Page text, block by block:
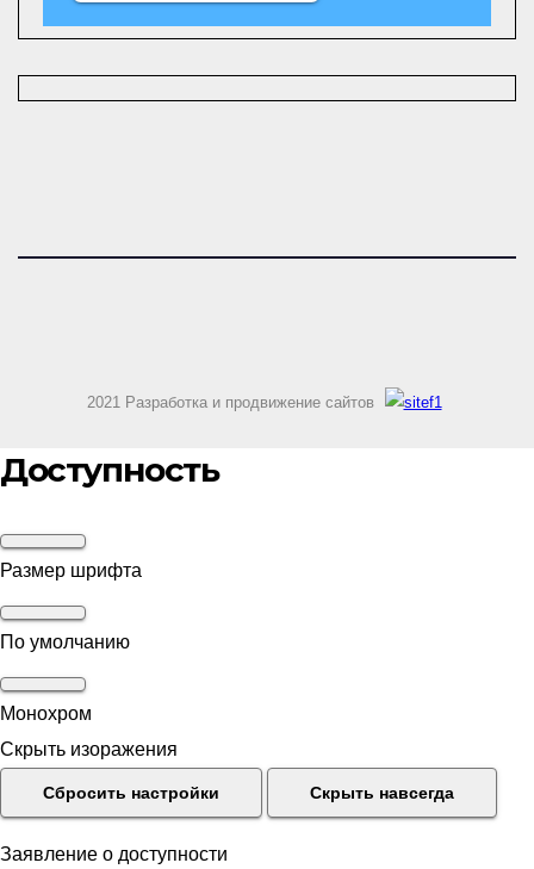
2021 Разработка и продвижение сайтов
Доступность
Размер шрифта
По умолчанию
Монохром
Скрыть изоражения
Сбросить настройки Скрыть навсегда
Заявление о доступности